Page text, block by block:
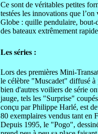
Ce sont de véritables petites
testées les innovations que
Globe : quille pendulaire, bout-
des bateaux extrêmement
Les séries :
Lors des premières Mini-
le célèbre "Muscadet" diffusé
bien d'autres voiliers de série
jauge, tels les "Surprise"
conçu par Philippe Harlé, est
80 exemplaires vendus tant en
Depuis 1995, le "Pogo",